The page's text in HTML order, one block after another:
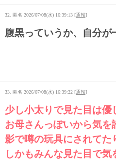
32. 匿名 2026/07/08(水) 16:39:13 [通報]
腹黒っていうか、自分が
33. 匿名 2026/07/08(水) 16:39:22 [通報]
少し小太りで見た目は優
お母さんっぽいから気を
影で噂の玩具にされてた
しかもみんな見た目で